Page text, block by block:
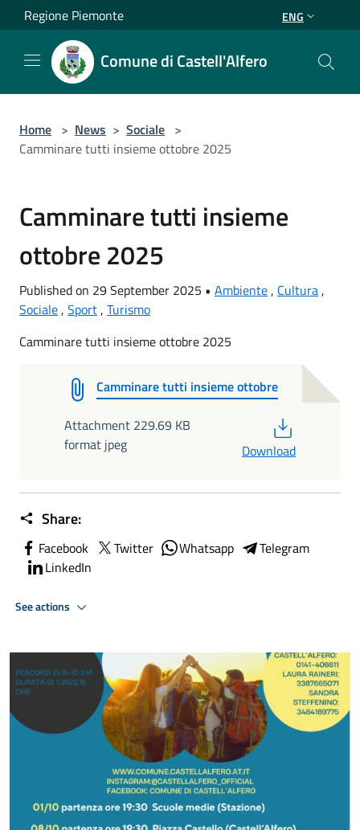
Salta al contenuto principale
Regione Piemonte ENG
Comune di Castell'Alfero
Home > News > Sociale >
Camminare tutti insieme ottobre 2025
Camminare tutti insieme
ottobre 2025
Published on 29 September 2025 • Ambiente, Cultura,
Sociale, Sport, Turismo
Camminare tutti insieme ottobre 2025
Camminare tutti insieme ottobre
Attachment 229.69 KB
format jpeg
Download
Share:
Facebook Twitter Whatsapp
Telegram
LinkedIn
See actions